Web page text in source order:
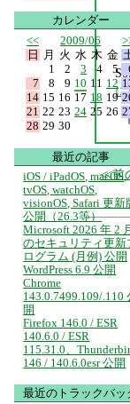
に
前
カレンダー
<<
2009/06
日
月 火 水 木 金
1
2 3 4 5
7
8 9 10 11 12
14 15 16 17 18 19
21 22 23 24 25 26
28 29 30
最近の記事
iOS / iPadOS, macOS,
tvOS, watchOS,
visionOS, Safari 更新
公開（26.3等）
Microsoft 2026 年 2
のセキュリティ更新
ログラム (月例) 公開
WordPress 6.9 公開
Chrome
143.0.7499.109/.110
開
Firefox 146.0 / ESR
140.6.0 / ESR
115.31.0、
146 / 140.6.0esr 公開
最近のトラックバッ